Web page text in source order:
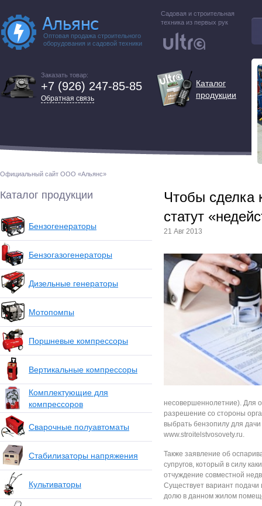
Оптовая продажа строительного
оборудования и садовой техники
Садовая и строительная
техника из первых рук
Заказать товар:
+7 (926) 247-85-85
Обратная связь
Каталог
продукции
Официальный сайт ООО «Альянс»
Каталог продукции
Бензогенераторы
Бензогазогенераторы
Дизельные генераторы
Мотопомпы
Поршневые компрессоры
Вертикальные компрессоры
Комплектующие для
компрессоров
Сварочные полуавтоматы
Стабилизаторы напряжения
Культиваторы
Чтобы сделка
статут
21 Авг 2013
несовершеннолетние). Для
разрешение со стороны
выбрать бензопилу для
www.stroitelstvosovety.ru.
Также заявление об
супругов, который в силу
отчуждение совместной
Существует вариант подачи
долю в данном жилом